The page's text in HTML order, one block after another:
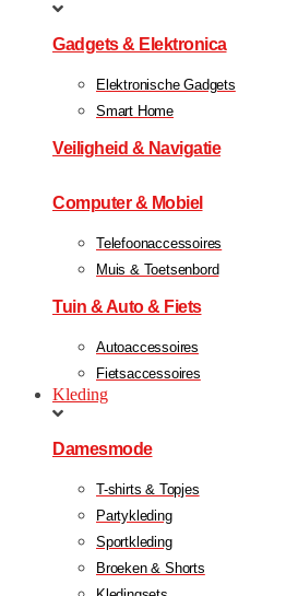
Gadgets & Elektronica
Elektronische Gadgets
Smart Home
Veiligheid & Navigatie
Computer & Mobiel
Telefoonaccessoires
Muis & Toetsenbord
Tuin & Auto & Fiets
Autoaccessoires
Fietsaccessoires
Kleding
Damesmode
T-shirts & Topjes
Partykleding
Sportkleding
Broeken & Shorts